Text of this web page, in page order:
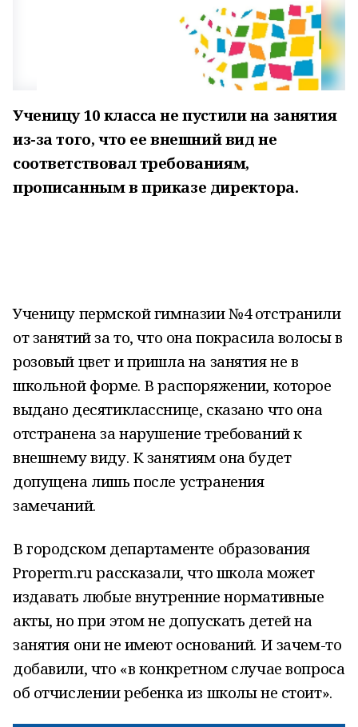
Ученицу 10 класса не пустили на занятия
из-за того, что ее внешний вид не
соответствовал требованиям,
прописанным в приказе директора.
Ученицу пермской гимназии №4 отстранили
от занятий за то, что она покрасила волосы в
розовый цвет и пришла на занятия не в
школьной форме. В распоряжении, которое
выдано десятикласснице, сказано что она
отстранена за нарушение требований к
внешнему виду. К занятиям она будет
допущена лишь после устранения
замечаний.
В городском департаменте образования
Properm.ru рассказали, что школа может
издавать любые внутренние нормативные
акты, но при этом не допускать детей на
занятия они не имеют оснований. И зачем-то
добавили, что «в конкретном случае вопроса
об отчислении ребенка из школы не стоит».